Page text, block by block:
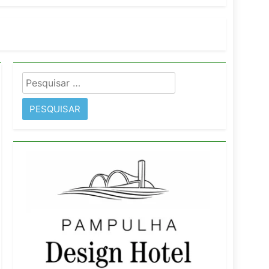
e fortalece infraestrutura
Pesquisar
por: